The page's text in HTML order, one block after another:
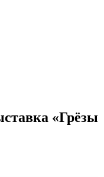
«Грёзы